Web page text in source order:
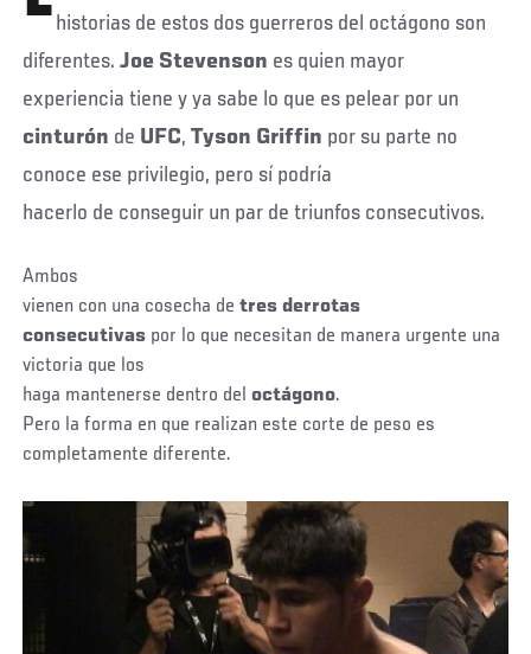
historias de estos dos guerreros del octágono son
diferentes.Joe Stevenson es quien mayor
experiencia tiene y ya sabe lo que es pelear por un
cinturón de UFC,Tyson Griffin por su parte no
conoce ese privilegio, pero sí podría
hacerlo de conseguir un par de triunfos consecutivos.
Ambos
vienen con una cosecha detres derrotas
consecutivas por lo que necesitan de manera urgente una
victoria que los
haga mantenerse dentro deloctágono.
Pero la forma en que realizan este corte de peso es
completamente diferente.